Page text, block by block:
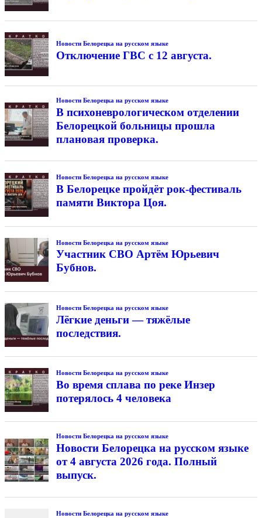
Новости Белорецка на русском языке
Отключение ГВС с 12 августа.
Новости Белорецка на русском языке
В психоневрологическом отделении
Белорецкой больницы прошла
плановая проверка.
Новости Белорецка на русском языке
В Белорецке пройдёт рок-фестиваль
памяти Виктора Цоя.
Новости Белорецка на русском языке
Участник СВО Артём Юрьевич
Бубнов.
Новости Белорецка на русском языке
Лёгкие деньги — тяжёлые
последствия.
Новости Белорецка на русском языке
Во время сплава по реке Инзер
потерялось 4 человека
Новости Белорецка на русском языке
Новости Белорецка на русском языке
от 4 августа 2026 года. Полный
выпуск.
Новости Белорецка на русском языке